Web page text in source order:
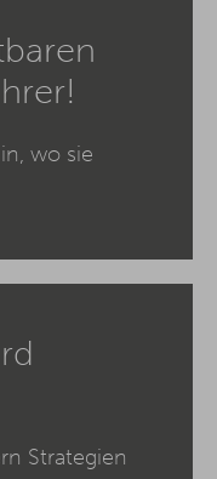
wo sie
Strategien